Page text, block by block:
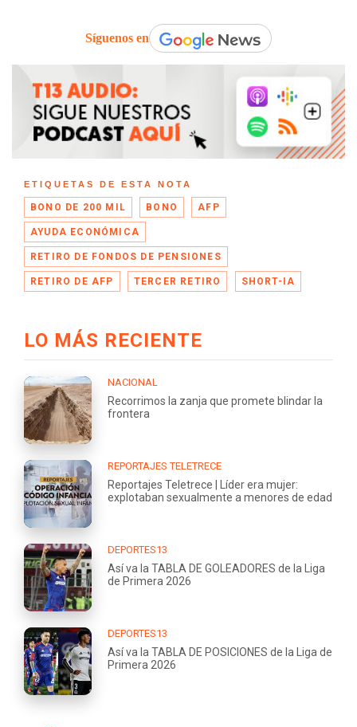
Síguenos en
ETIQUETAS DE ESTA NOTA
BONO DE 200 MIL BONO AFP
AYUDA ECONÓMICA
RETIRO DE FONDOS DE PENSIONES
RETIRO DE AFP TERCER RETIRO SHORT-IA
LO MÁS RECIENTE
NACIONAL
Recorrimos la zanja que promete blindar la
frontera
REPORTAJES TELETRECE
Reportajes Teletrece | Líder era mujer:
explotaban sexualmente a menores de edad
DEPORTES13
Así va la TABLA DE GOLEADORES de la Liga
de Primera 2026
DEPORTES13
Así va la TABLA DE POSICIONES de la Liga de
Primera 2026